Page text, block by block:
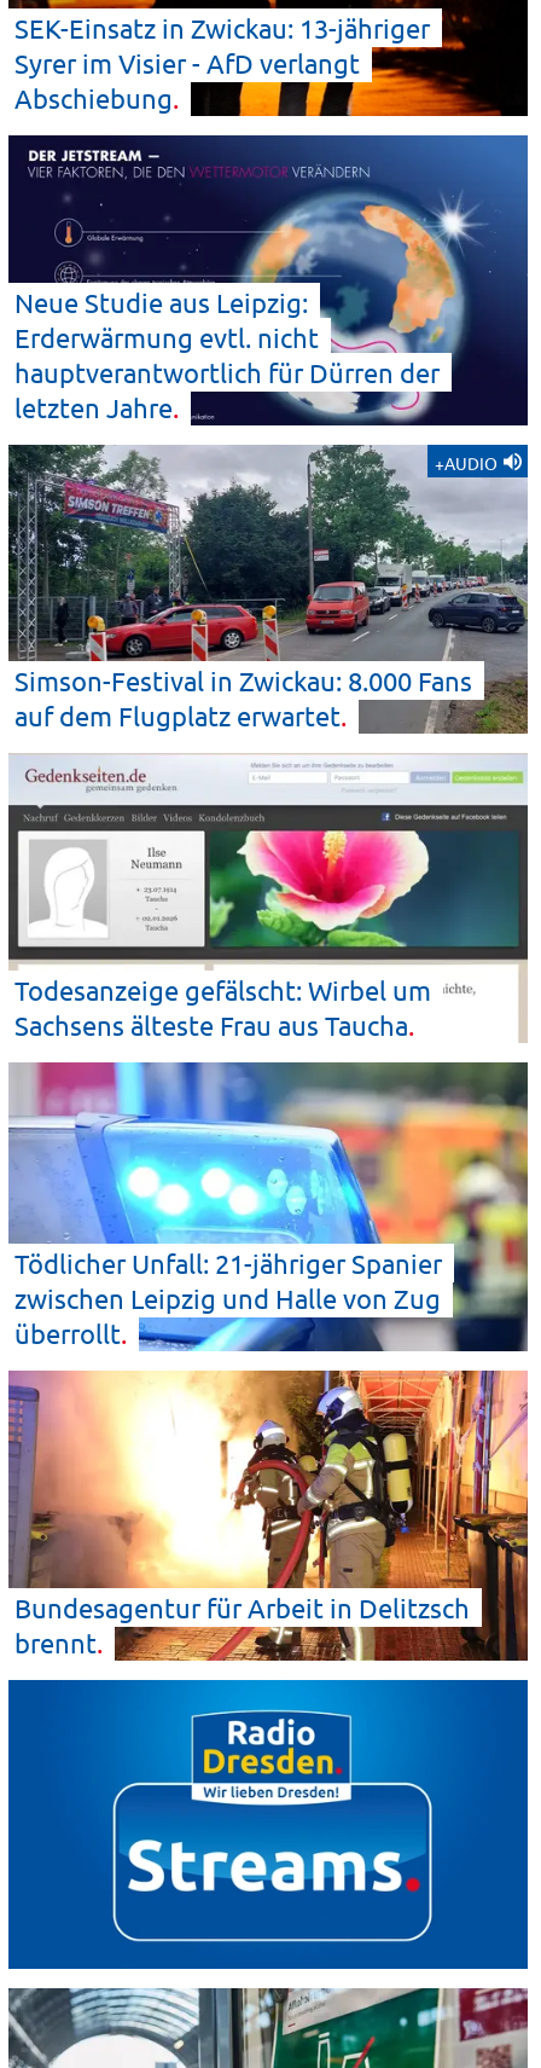
SEK-Einsatz in Zwickau: 13-jähriger
Syrer im Visier - AfD verlangt
Abschiebung
Neue Studie aus Leipzig:
Erderwärmung evtl. nicht
hauptverantwortlich für Dürren der
letzten Jahre
Simson-Festival in Zwickau: 8.000 Fans
auf dem Flugplatz erwartet
+AUDIO
Todesanzeige gefälscht: Wirbel um
Sachsens älteste Frau aus Taucha
Tödlicher Unfall: 21-jähriger Spanier
zwischen Leipzig und Halle von Zug
überrollt
Bundesagentur für Arbeit in Delitzsch
brennt